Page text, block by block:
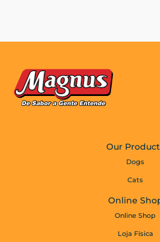
Our
Dogs
Cats
Online
Online Shop
Loja Física